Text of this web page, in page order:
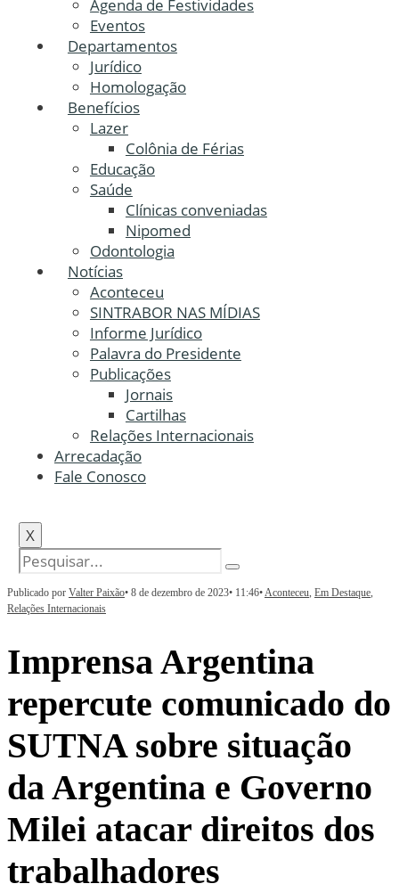
Agenda de Festividades
Eventos
Departamentos
Jurídico
Homologação
Benefícios
Lazer
Colônia de Férias
Educação
Saúde
Clínicas conveniadas
Nipomed
Odontologia
Notícias
Aconteceu
SINTRABOR NAS MÍDIAS
Informe Jurídico
Palavra do Presidente
Publicações
Jornais
Cartilhas
Relações Internacionais
Arrecadação
Fale Conosco
X
Publicado por Valter Paixão• 8 de dezembro de 2023• 11:46•Aconteceu, Em Destaque,
Relações Internacionais
Imprensa Argentina
repercute comunicado do
SUTNA sobre situação
da Argentina e Governo
Milei atacar direitos dos
trabalhadores